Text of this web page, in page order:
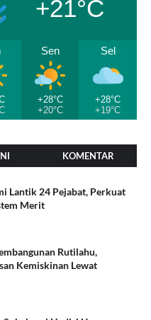
+21°C
Sen
+28°C
+20°C
Sel
+28°C
+19°C
KOMENTAR
Lantik 24 Pejabat, Perkuat
Merit
Rutilahu,
Kemiskinan Lewat